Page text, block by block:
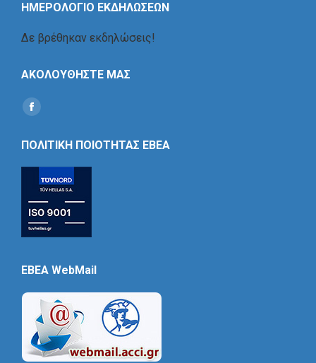
ΗΜΕΡΟΛΟΓΙΟ ΕΚΔΗΛΩΣΕΩΝ
Δε βρέθηκαν εκδηλώσεις!
ΑΚΟΛΟΥΘΗΣΤΕ ΜΑΣ
Find us on:
Social
ΠΟΛΙΤΙΚΗ ΠΟΙΟΤΗΤΑΣ ΕΒΕΑ
EBEA WebMail